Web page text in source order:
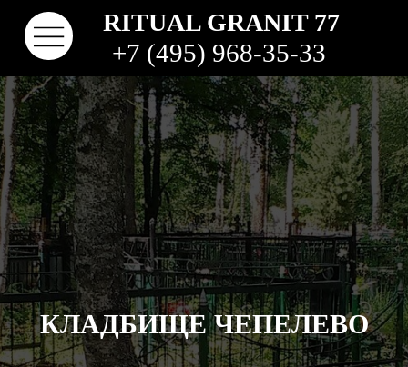
RITUAL GRANIT 77
РАБОТЫ
КЛАДБИЩА
КОНТАКТЫ
ВИДЫ ГРАНИТА
+7 (495) 968-35-33
КЛАДБИЩЕ ЧЕПЕЛЕВО